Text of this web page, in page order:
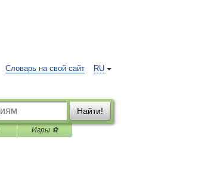
RU
Словарь на свой сайт
Найти!
Игры ⚽